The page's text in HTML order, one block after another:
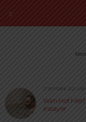
27 SEPTEMBRE 2022 • PAR
Wim Hof
essayer